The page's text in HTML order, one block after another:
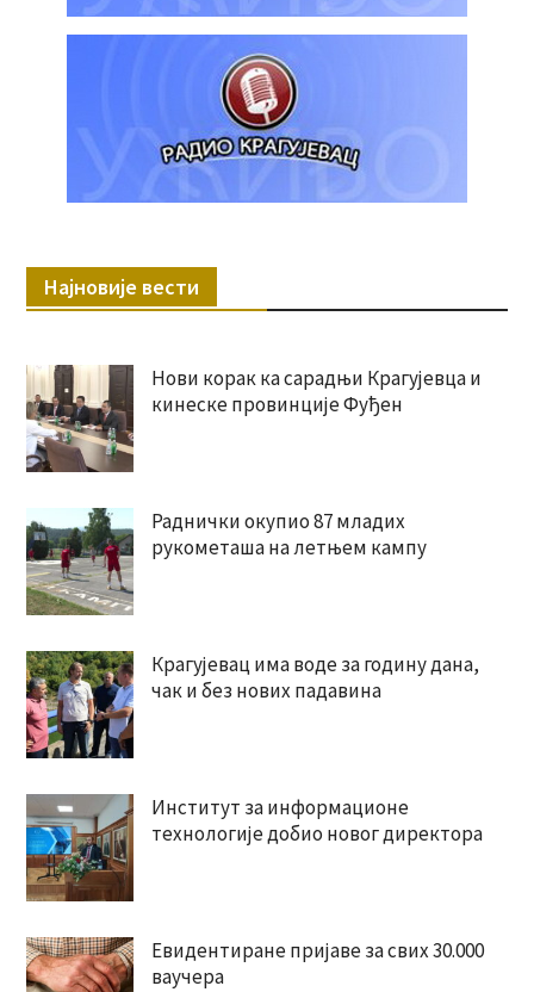
Најновије вести
Нови корак ка сарадњи Крагујевца и
кинеске провинције Фуђен
Раднички окупио 87 младих
рукометаша на летњем кампу
Крагујевац има воде за годину дана,
чак и без нових падавина
Институт за информационе
технологије добио новог директора
Евидентиране пријаве за свих 30.000
ваучера